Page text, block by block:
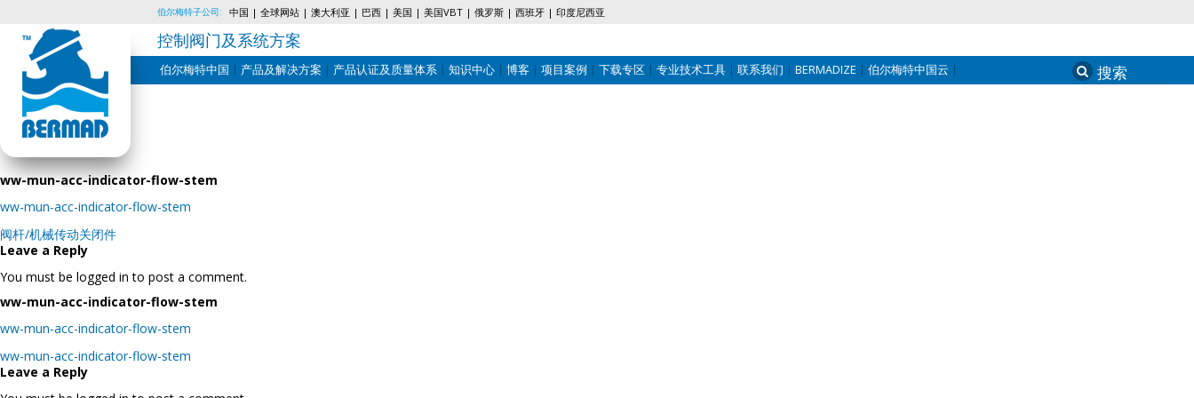
Skip
content
伯尔梅特子公司: 中国 全球网站 澳大利亚 巴西 美国 美国VBT 俄罗斯 西班牙 印度尼西亚
控制阀门及系统方案
伯尔梅特中国 产品及解决方案 产品认证及质量体系 知识中心 博客 项目案例 下载专区 专业技术工具 联系我们 BERMADIZE 伯尔梅特中国云 Search
for:
ww-mun-acc-indicator-flow-stem
ww-mun-acc-indicator-flow-stem
Post
navigation
阀杆/机械传动关闭件
Leave a Reply
You must be logged in to post a comment.
ww-mun-acc-indicator-flow-stem
ww-mun-acc-indicator-flow-stem
Post
navigation
ww-mun-acc-indicator-flow-stem
Leave a Reply